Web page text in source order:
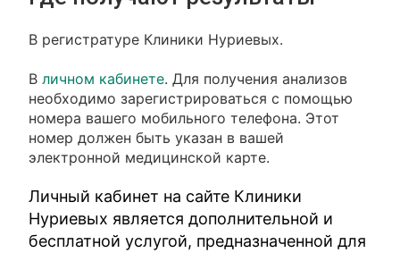
В регистратуре Клиники Нуриевых.
Вличном кабинете. Для получения анализов
необходимо зарегистрироваться с помощью
номера вашего мобильного телефона. Этот
номер должен быть указан в вашей
электронной медицинской карте.
Личный кабинет на сайте Клиники
Нуриевых является дополнительной и
бесплатной услугой, предназначенной для